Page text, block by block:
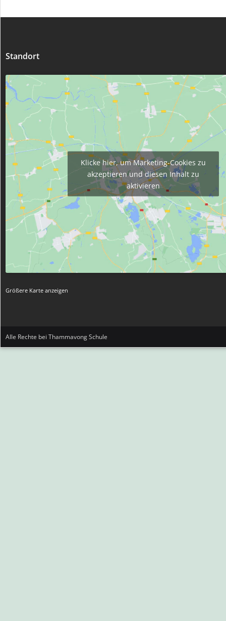
Standort
Klicke hier, um Marketing-Cookies zu
akzeptieren und diesen Inhalt zu
aktivieren
Größere Karte anzeigen
Alle Rechte bei Thammavong Schule